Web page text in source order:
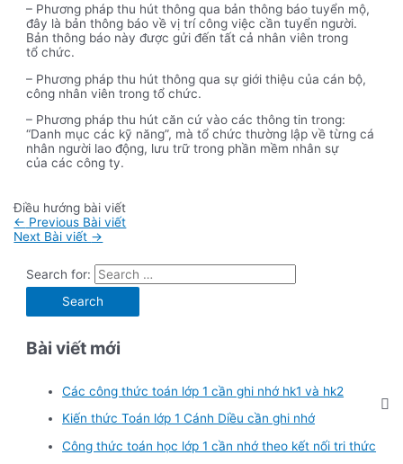
– Phương pháp thu hút thông qua bản thông báo tuyển mộ,
đây là bản thông báo về vị trí công việc cần tuyển người.
Bản thông báo này được gửi đến tất cả nhân viên trong
tổ chức.
– Phương pháp thu hút thông qua sự giới thiệu của cán bộ,
công nhân viên trong tổ chức.
– Phương pháp thu hút căn cứ vào các thông tin trong:
“Danh mục các kỹ năng”, mà tổ chức thường lập về từng cá
nhân người lao động, lưu trữ trong phần mềm nhân sự
của các công ty.
Điều hướng bài viết
← Previous Bài viết
Next Bài viết →
Search for:
Bài viết mới
Các công thức toán lớp 1 cần ghi nhớ hk1 và hk2
Kiến thức Toán lớp 1 Cánh Diều cần ghi nhớ
Công thức toán học lớp 1 cần nhớ theo kết nối tri thức